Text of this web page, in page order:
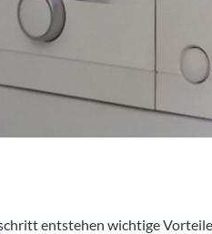
entstehen wichtige Vorteile: